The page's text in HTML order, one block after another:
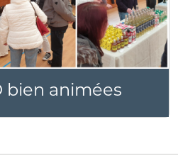
bien animées